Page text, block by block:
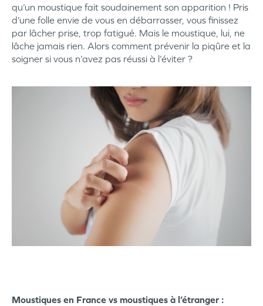
qu’un moustique fait soudainement son apparition ! Pris
d’une folle envie de vous en débarrasser, vous finissez
par lâcher prise, trop fatigué. Mais le moustique, lui, ne
lâche jamais rien. Alors comment prévenir la piqûre et la
soigner si vous n’avez pas réussi à l’éviter ?
Moustiques en France vs moustiques à l’étranger :